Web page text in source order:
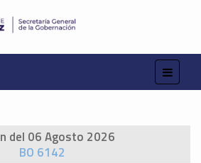
del 06 Agosto 2026
BO 6142